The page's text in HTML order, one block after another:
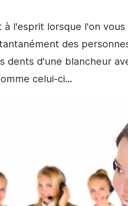
à l'esprit lorsque l'on vous
des
dents d'une blancheur
celui-ci...